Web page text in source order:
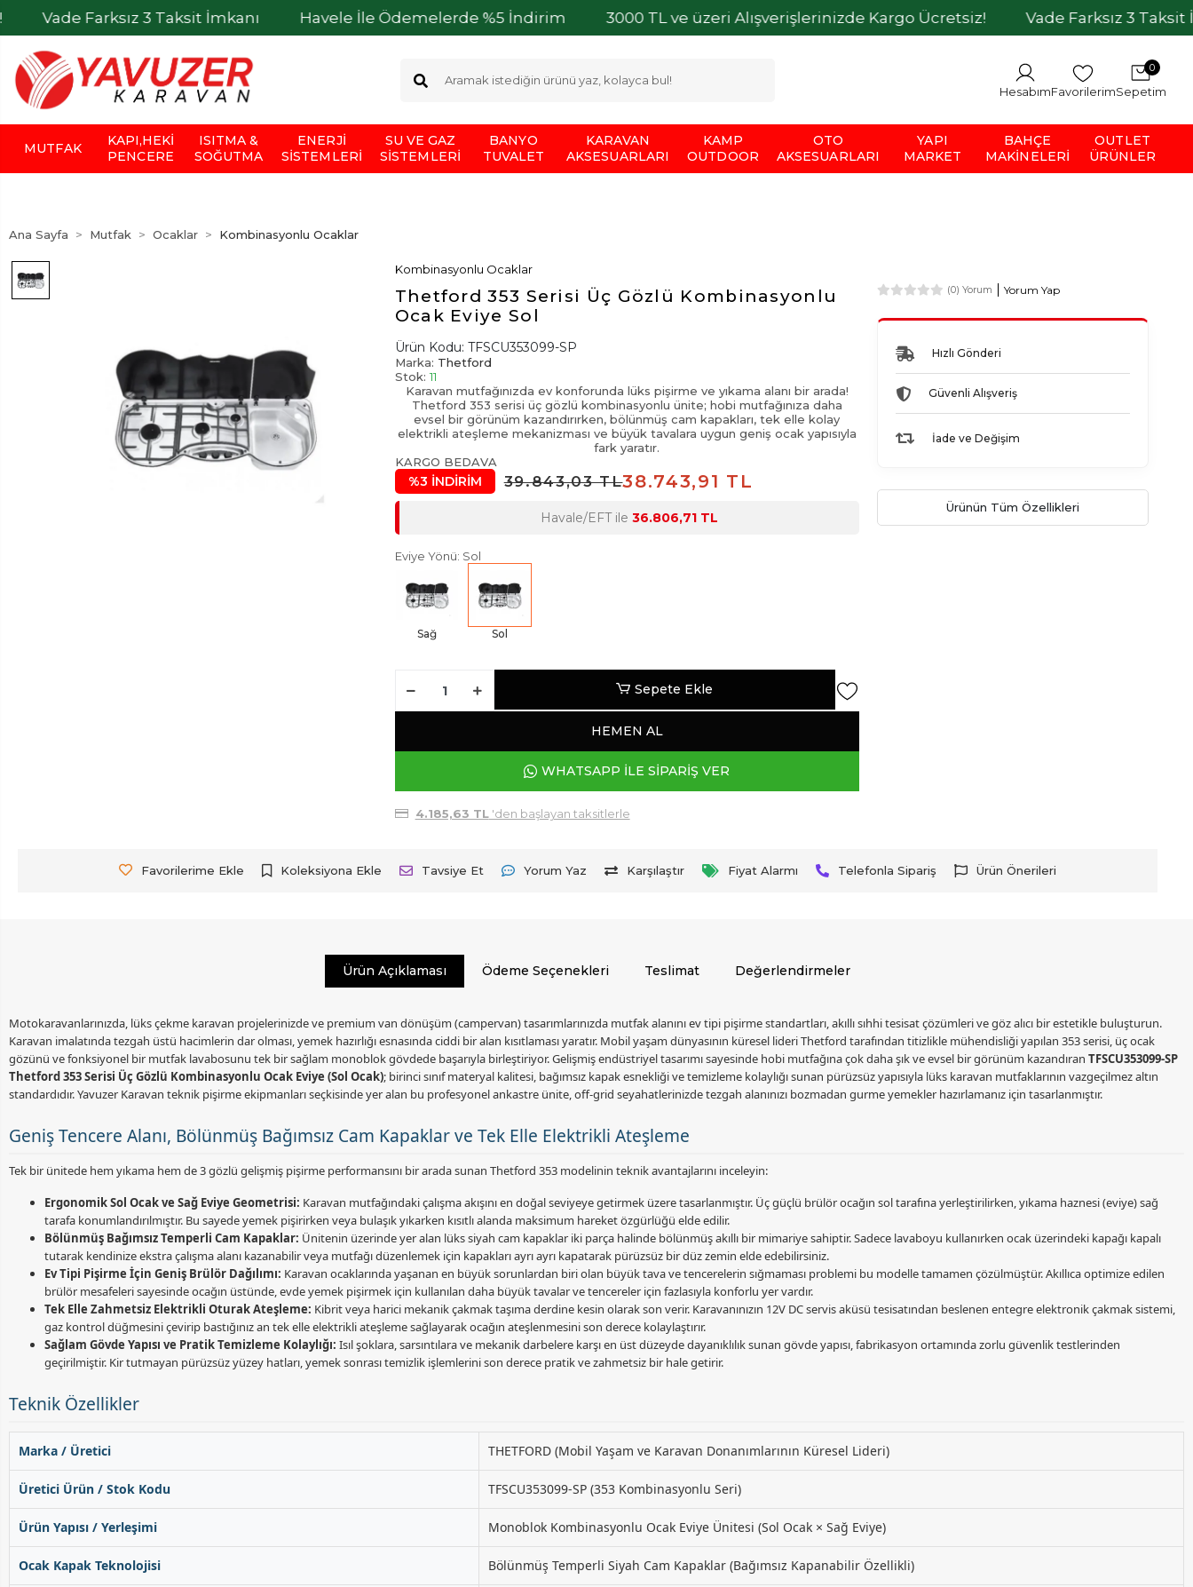
3 Taksit İmkanı Havele İle Ödemelerde %5 İndirim 3000 TL ve üzeri Alışverişlerinizde Kargo Ücretsiz! Vade Farksız 3 Taksit İmkanı
HesabımFavorilerim
0
Sepetim
MUTFAK
KAPI,HEKI
PENCERE
ISITMA &
SOĞUTMA
ENERJI
SISTEMLERI
SU VE GAZ
SISTEMLERI
BANYO
TUVALET
KARAVAN
AKSESUARLARI
KAMP
OUTDOOR
OTO
AKSESUARLARI
YAPI
MARKET
BAHÇE
MAKINELERI
OUTLET
ÜRÜNLER
Ana Sayfa Mutfak Ocaklar Kombinasyonlu Ocaklar
Kombinasyonlu Ocaklar
Thetford 353 Serisi Üç Gözlü Kombinasyonlu
Ocak Eviye Sol
Ürün Kodu: TFSCU353099-SP
Marka: Thetford
Stok: 11
Karavan mutfağınızda ev konforunda lüks pişirme ve yıkama alanı bir arada!
Thetford 353 serisi üç gözlü kombinasyonlu ünite; hobi mutfağınıza daha
evsel bir görünüm kazandırırken, bölünmüş cam kapakları, tek elle kolay
elektrikli ateşleme mekanizması ve büyük tavalara uygun geniş ocak yapısıyla
fark yaratır.
KARGO BEDAVA
%3 İNDİRİM 39.843,03 TL38.743,91 TL
Havale/EFT ile 36.806,71 TL
Eviye Yönü: Sol
Sağ Sol
Sepete Ekle
HEMEN AL
WHATSAPP İLE SİPARİŞ VER
4.185,63 TL'den başlayan taksitlerle
(0) Yorum Yorum Yap
Hızlı Gönderi
Güvenli Alışveriş
İade ve Değişim
Ürünün Tüm Özellikleri
Favorilerime Ekle Koleksiyona Ekle Tavsiye Et Yorum Yaz Karşılaştır Fiyat Alarmı Telefonla Sipariş Ürün Önerileri
Ürün Açıklaması Ödeme Seçenekleri Teslimat Değerlendirmeler
Motokaravanlarınızda, lüks çekme karavan projelerinizde ve premium van dönüşüm (campervan) tasarımlarınızda mutfak alanını ev tipi pişirme standartları, akıllı sıhhi tesisat çözümleri ve göz alıcı bir estetikle buluşturun.
Karavan imalatında tezgah üstü hacimlerin dar olması, yemek hazırlığı esnasında ciddi bir alan kısıtlaması yaratır. Mobil yaşam dünyasının küresel lideri Thetford tarafından titizlikle mühendisliği yapılan 353 serisi, üç ocak
gözünü ve fonksiyonel bir mutfak lavabosunu tek bir sağlam monoblok gövdede başarıyla birleştiriyor. Gelişmiş endüstriyel tasarımı sayesinde hobi mutfağına çok daha şık ve evsel bir görünüm kazandıran TFSCU353099-SP
Thetford 353 Serisi Üç Gözlü Kombinasyonlu Ocak Eviye (Sol Ocak); birinci sınıf materyal kalitesi, bağımsız kapak esnekliği ve temizleme kolaylığı sunan pürüzsüz yapısıyla lüks karavan mutfaklarının vazgeçilmez altın
standardıdır. Yavuzer Karavan teknik pişirme ekipmanları seçkisinde yer alan bu profesyonel ankastre ünite, off-grid seyahatlerinizde tezgah alanınızı bozmadan gurme yemekler hazırlamanız için tasarlanmıştır.
Geniş Tencere Alanı, Bölünmüş Bağımsız Cam Kapaklar ve Tek Elle Elektrikli Ateşleme
Tek bir ünitede hem yıkama hem de 3 gözlü gelişmiş pişirme performansını bir arada sunan Thetford 353 modelinin teknik avantajlarını inceleyin:
Ergonomik Sol Ocak ve Sağ Eviye Geometrisi: Karavan mutfağındaki çalışma akışını en doğal seviyeye getirmek üzere tasarlanmıştır. Üç güçlü brülör ocağın sol tarafına yerleştirilirken, yıkama haznesi (eviye) sağ
tarafa konumlandırılmıştır. Bu sayede yemek pişirirken veya bulaşık yıkarken kısıtlı alanda maksimum hareket özgürlüğü elde edilir.
Bölünmüş Bağımsız Temperli Cam Kapaklar: Ünitenin üzerinde yer alan lüks siyah cam kapaklar iki parça halinde bölünmüş akıllı bir mimariye sahiptir. Sadece lavaboyu kullanırken ocak üzerindeki kapağı kapalı
tutarak kendinize ekstra çalışma alanı kazanabilir veya mutfağı düzenlemek için kapakları ayrı ayrı kapatarak pürüzsüz bir düz zemin elde edebilirsiniz.
Ev Tipi Pişirme İçin Geniş Brülör Dağılımı: Karavan ocaklarında yaşanan en büyük sorunlardan biri olan büyük tava ve tencerelerin sığmaması problemi bu modelle tamamen çözülmüştür. Akıllıca optimize edilen
brülör mesafeleri sayesinde ocağın üstünde, evde yemek pişirmek için kullanılan daha büyük tavalar ve tencereler için fazlasıyla konforlu yer vardır.
Tek Elle Zahmetsiz Elektrikli Oturak Ateşleme: Kibrit veya harici mekanik çakmak taşıma derdine kesin olarak son verir. Karavanınızın 12V DC servis aküsü tesisatından beslenen entegre elektronik çakmak sistemi,
gaz kontrol düğmesini çevirip bastığınız an tek elle elektrikli ateşleme sağlayarak ocağın ateşlenmesini son derece kolaylaştırır.
Sağlam Gövde Yapısı ve Pratik Temizleme Kolaylığı: Isıl şoklara, sarsıntılara ve mekanik darbelere karşı en üst düzeyde dayanıklılık sunan gövde yapısı, fabrikasyon ortamında zorlu güvenlik testlerinden
geçirilmiştir. Kir tutmayan pürüzsüz yüzey hatları, yemek sonrası temizlik işlemlerini son derece pratik ve zahmetsiz bir hale getirir.
Teknik Özellikler
Marka / Üretici THETFORD (Mobil Yaşam ve Karavan Donanımlarının Küresel Lideri)
Üretici Ürün / Stok Kodu TFSCU353099-SP (353 Kombinasyonlu Seri)
Ürün Yapısı / Yerleşimi Monoblok Kombinasyonlu Ocak Eviye Ünitesi (Sol Ocak × Sağ Eviye)
Ocak Kapak Teknolojisi Bölünmüş Temperli Siyah Cam Kapaklar (Bağımsız Kapanabilir Özellikli)